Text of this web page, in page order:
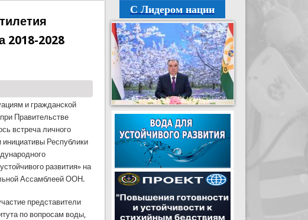
2018-2028
и гражданской
Правительстве
встреча личного
Республики
развития» на
Ассамблеей ООН.
представители
по вопросам воды,
С Лидером нации